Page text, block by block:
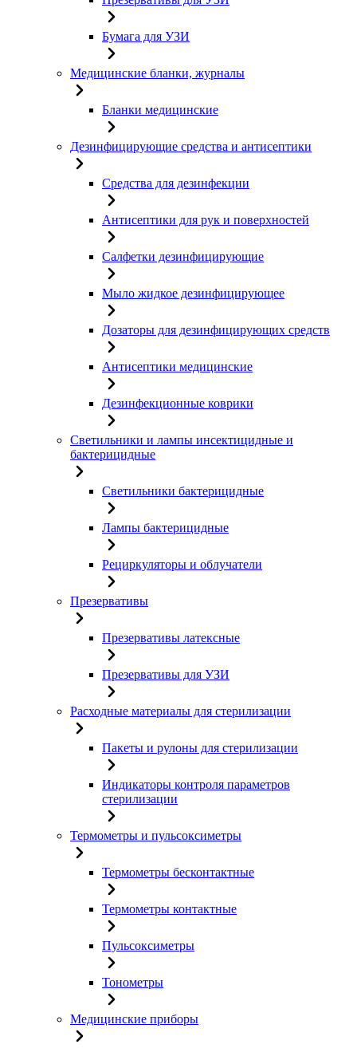
Бумага для УЗИ
Медицинские бланки, журналы
Бланки медицинские
Дезинфицирующие средства и антисептики
Средства для дезинфекции
Антисептики для рук и поверхностей
Салфетки дезинфицирующие
Мыло жидкое дезинфицирующее
Дозаторы для дезинфицирующих средств
Антисептики медицинские
Дезинфекционные коврики
Светильники и лампы инсектицидные и
бактерицидные
Светильники бактерицидные
Лампы бактерицидные
Рециркуляторы и облучатели
Презервативы
Презервативы латексные
Презервативы для УЗИ
Расходные материалы для стерилизации
Пакеты и рулоны для стерилизации
Индикаторы контроля параметров
стерилизации
Термометры и пульсоксиметры
Термометры бесконтактные
Термометры контактные
Пульсоксиметры
Тонометры
Медицинские приборы